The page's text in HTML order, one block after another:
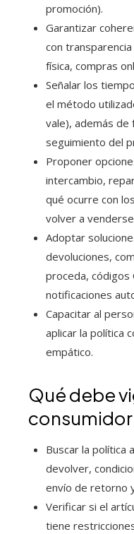
promoción).
Garantizar
con
física, compras
Señalar los
el método
vale), además de
seguimiento del
Proponer
intercambio,
qué ocurre con
volver a
Adoptar
devoluciones,
proceda,
notificaciones
Capacitar al
aplicar la política
empático.
Qué debe
consumidor
Buscar la política
devolver,
envío de retorno
Verificar si el
tiene